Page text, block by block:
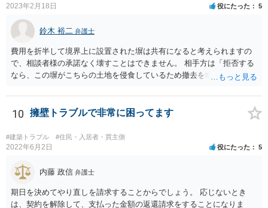
け渡しなどの請求もお考えなのであれば、現況や契約書等の確認が不
可欠ですから、資料等一式を持参して弁護士にご相談された方がよい
かと思います。
2023年2月18日 役にたった 5
鈴木 裕二 弁護士
費用を折半して境界上に設置された塀は共有になると考えられますの
で、相談者様の承諾なく壊すことはできません。 相手方は「拒否する
なら、この塀がこちらの土地を侵食しているため撤去を求める手続き
ているわけですから、相談者様の同意なく塀の撤去を求めることは法
的には難しいように思われます。 また、「隣地（相談者様）の許可」
層建築物の建築確認を得る際は、近隣住民と協議してその建築に関し
同意を得るよう行政指導が行われておりますので、（推測になってし
たのかもしれません。 近隣住民の同意は必須の要件ではないため、直
請を行ったことについて申請者の責任を追及する余地はあろうかと存
10 擁壁トラブルで非常に困ってます
#建築トラブル #住民・入居者・買主側
2022年6月2日 役にたった 5
内藤 政信 弁護士
期日を決めてやり直しを請求することからでしょう。 応じないとき
は、契約を解除して、支払った金額の返還請求をすることになりま